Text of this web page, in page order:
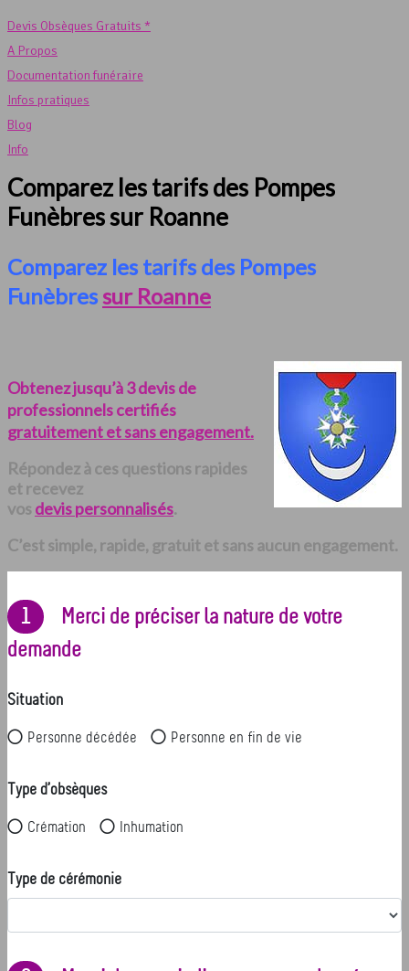
Devis Obsèques Gratuits *
A Propos
Documentation funéraire
Infos pratiques
Blog
Info
Comparez les tarifs des Pompes
Funèbres sur Roanne
Comparez les tarifs des Pompes
Funèbres sur Roanne
Obtenez jusqu’à 3 devis de
professionnels certifiés
gratuitement et sans engagement.
Répondez à ces questions rapides
et recevez
vos devis personnalisés.
C’est simple, rapide, gratuit et sans aucun engagement.